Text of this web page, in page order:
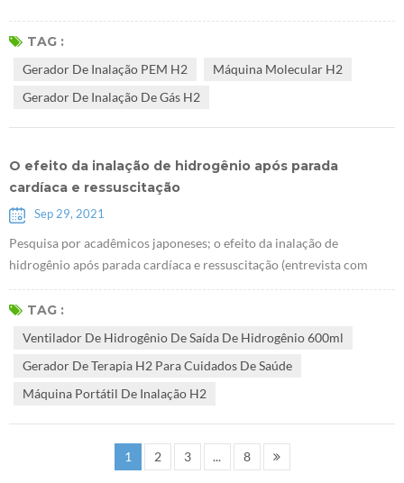
TAG :
Gerador De Inalação PEM H2
Máquina Molecular H2
Gerador De Inalação De Gás H2
O efeito da inalação de hidrogênio após parada
cardíaca e ressuscitação
Sep 29, 2021
Pesquisa por acadêmicos japoneses; o efeito da inalação de
hidrogênio após parada cardíaca e ressuscitação (entrevista com
Sano Motoaki) Inalação de Ventilador de hidrogênio de saída de
hidrogênio 600ml para pacientes com parada cardíaca causada por
Keio não pôde publicar o...
TAG :
Ventilador De Hidrogênio De Saída De Hidrogênio 600ml
Gerador De Terapia H2 Para Cuidados De Saúde
Máquina Portátil De Inalação H2
1 2 3 ... 8